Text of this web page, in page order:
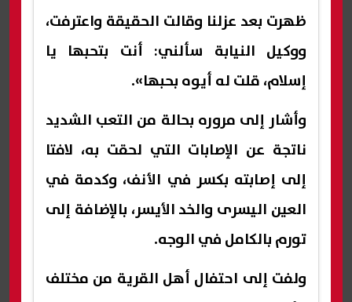
ظهرت بعد عزلنا وقالت الحقيقة واعترفت،
ووكيل النيابة سألني: أنت بتحبها يا
إسلام، قلت له أيوه بحبها».
وأشار إلى مروره بحالة من التعب الشديد
ناتجة عن الإصابات التي لحقت به، لافتا
إلى إصابته بكسر في الأنف، وكدمة في
العين اليسرى والخد الأيسر، بالإضافة إلى
تورم بالكامل في الوجه.
ولفت إلى احتفال أهل القرية من مختلف